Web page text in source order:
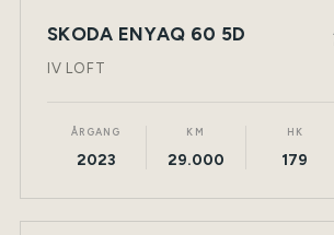
NY BIL ELEKTRISK
SKODA ENYAQ 60 5D
IV LOFT
ÅRGANG
2023
KM
29.000
HK
179